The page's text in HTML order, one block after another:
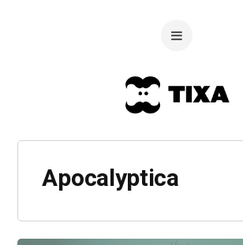
Apocalyptica